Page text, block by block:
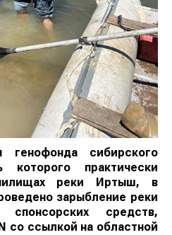
генофонда сибирского
которого практически
реки Иртыш, в
зарыбление реки
средств, сообщает
на областной акимат.